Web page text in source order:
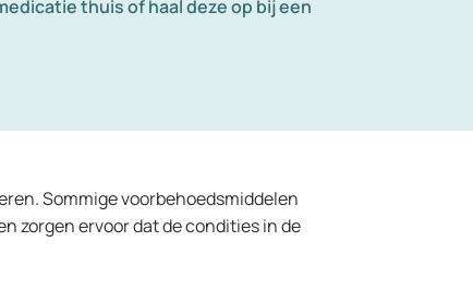
thuis of haal deze op bij een
Sommige voorbehoedsmiddelen
zorgen ervoor dat de condities in de